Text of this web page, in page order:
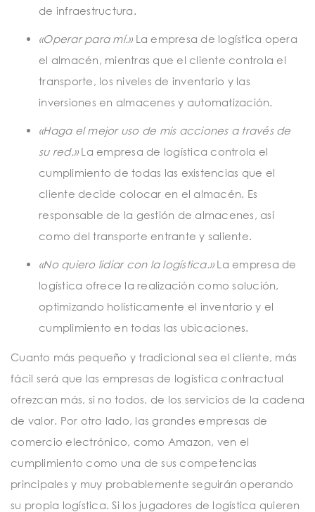
de infraestructura.
«Operar para mí.»La empresa de logística opera
el almacén, mientras que el cliente controla el
transporte, los niveles de inventario y las
inversiones en almacenes y automatización.
«Haga el mejor uso de mis acciones a través de
su red.»La empresa de logística controla el
cumplimiento de todas las existencias que el
cliente decide colocar en el almacén. Es
responsable de la gestión de almacenes, así
como del transporte entrante y saliente.
«No quiero lidiar con la logística.»La empresa de
logística ofrece la realización como solución,
optimizando holísticamente el inventario y el
cumplimiento en todas las ubicaciones.
Cuanto más pequeño y tradicional sea el cliente, más
fácil será que las empresas de logística contractual
ofrezcan más, si no todos, de los servicios de la cadena
de valor. Por otro lado, las grandes empresas de
comercio electrónico, como Amazon, ven el
cumplimiento como una de sus competencias
principales y muy probablemente seguirán operando
su propia logística. Si los jugadores de logística quieren